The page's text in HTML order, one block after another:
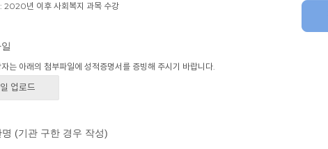
2020년 이후 사회복지 과목 수강
는 아래의 첨부파일에 성적증명서를 증빙해 주시기 바랍니다.
업로드
(기관 구한 경우 작성)